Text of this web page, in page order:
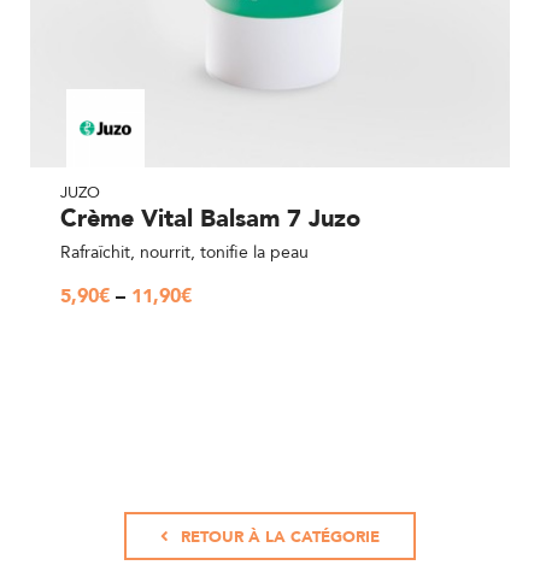
JUZO
Crème Vital Balsam 7 Juzo
Rafraîchit, nourrit, tonifie la peau
5,90€– 11,90€
RETOUR À LA CATÉGORIE